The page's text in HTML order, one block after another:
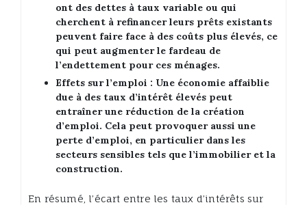
ont des dettes à taux variable ou qui
cherchent à refinancer leurs prêts existants
peuvent faire face à des coûts plus élevés, ce
qui peut augmenter le fardeau de
l’endettement pour ces ménages.
Effets sur l’emploi : Une économie affaiblie
due à des taux d’intérêt élevés peut
entraîner une réduction de la création
d’emploi. Cela peut provoquer aussi une
perte d’emploi, en particulier dans les
secteurs sensibles tels que l’immobilier et la
construction.
En résumé, l’écart entre les taux d’intérêts sur